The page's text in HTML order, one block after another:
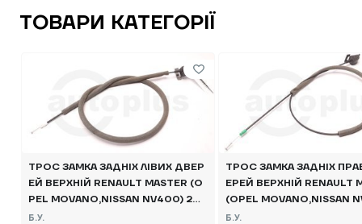
ТОВАРИ КАТЕГОРІЇ
ТРОС ЗАМКА ЗАДНІХ ЛІВИХ ДВЕР
ЕЙ ВЕРХНІЙ RENAULT MASTER (O
PEL MOVANO,NISSAN NV400) 201
0-, 8200661155 ТРОС Б/В
Б.У.
ТРОС ЗАМКА ЗАДНІХ
ЕРЕЙ ВЕРХНІЙ RENAULT
(OPEL MOVANO,NISSAN
010-, 905920001R ТРОС
Б.У.